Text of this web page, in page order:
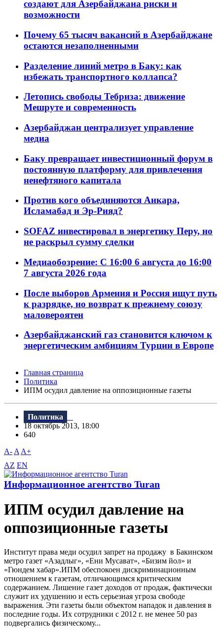
создают для Азербайджана риски и
возможности
Почему 65 тысяч вакансий в Азербайджане
остаются незаполненными
Разделение линий метро в Баку: как
избежать транспортного коллапса?
Летопись свободы Тебриза: движение
Мешруте и современность
Азербайджан централизует управление
медиа
Баку превращает инвестиционный форум в
постоянную платформу для привлечения
ненефтяного капитала
Против кого объединяются Анкара,
Исламабад и Эр-Рияд?
SOFAZ инвестировал в энергетику Перу, но
не раскрыл сумму сделки
Медиаобозрение: С 16:00 6 августа до 16:00
7 августа 2026 года
После выборов Армения и Россия ищут путь
к разрядке, но возврат к прежнему союзу
маловероятен
Азербайджанский газ становится ключом к
энергетическим амбициям Турции в Европе
Главная страница
Политика
ИПМ осудил давление на оппозиционные газеты
Политика
18 октябрь 2013, 18:00
640
A- A A+
AZ EN
Информационное агентство Turan
ИПМ осудил давление на
оппозиционные газеты
Институт права меди осудил запрет на продажу в Бакинском
метро газет «Азадлыг», «Ени Мусават», «Бизим йол» и
«Гюндем хабар».ИПМ обеспокоен дискриминационным
отношением к газетам, отличающимся критическим
содержанием. Лишение газет доходов от продаж, фактически
служит их удушению и есть серьезная угроза свободе
выражения. Эти газеты были объектом нападок и давления в
последние годы. Их сотрудники с 2012 г. не менее 50 раз
подвергались физическому...